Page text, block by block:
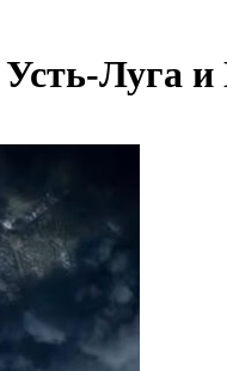
Усть-Луга